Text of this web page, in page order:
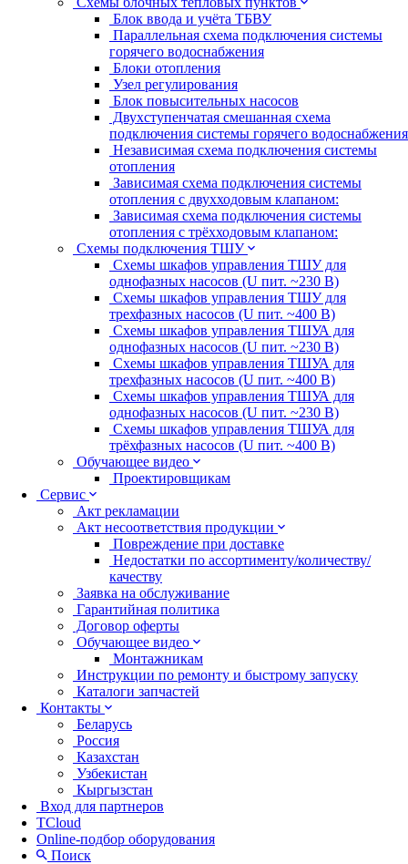
Блок ввода и учёта ТБВУ
Параллельная схема подключения системы
горячего водоснабжения
Блоки отопления
Узел регулирования
Блок повысительных насосов
Двухступенчатая смешанная схема
подключения системы горячего водоснабжения
Независимая схема подключения системы
отопления
Зависимая схема подключения системы
отопления с двухходовым клапаном:
Зависимая схема подключения системы
отопления с трёхходовым клапаном:
Схемы подключения ТШУ
Схемы шкафов управления ТШУ для
однофазных насосов (U пит. ~230 В)
Схемы шкафов управления ТШУ для
трехфазных насосов (U пит. ~400 В)
Схемы шкафов управления ТШУА для
однофазных насосов (U пит. ~230 В)
Схемы шкафов управления ТШУА для
трехфазных насосов (U пит. ~400 В)
Схемы шкафов управления ТШУА для
однофазных насосов (U пит. ~230 В)
Схемы шкафов управления ТШУА для
трёхфазных насосов (U пит. ~400 В)
Обучающее видео
Проектировщикам
Сервис
Акт рекламации
Акт несоответствия продукции
Повреждение при доставке
Недостатки по ассортименту/количеству/
качеству
Заявка на обслуживание
Гарантийная политика
Договор оферты
Обучающее видео
Монтажникам
Инструкции по ремонту и быстрому запуску
Каталоги запчастей
Контакты
Беларусь
Россия
Казахстан
Узбекистан
Кыргызстан
Вход для партнеров
TCloud
Online-подбор оборудования
Поиск